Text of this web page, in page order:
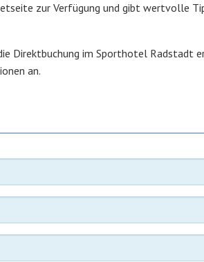
zur Verfügung und gibt wertvolle
Direktbuchung im Sporthotel Radstadt
an.